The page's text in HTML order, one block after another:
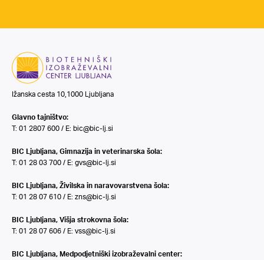
Ižanska cesta 10,1000 Ljubljana
Glavno tajništvo:
T: 01 2807 600 / E: bic@bic-lj.si
BIC Ljubljana, Gimnazija in veterinarska šola:
T: 01 28 03 700 / E: gvs@bic-lj.si
BIC Ljubljana, Živilska in naravovarstvena šola:
T: 01 28 07 610 / E: zns@bic-lj.si
BIC Ljubljana, Višja strokovna šola:
T: 01 28 07 606 / E: vss@bic-lj.si
BIC Ljubljana, Medpodjetniški izobraževalni center: